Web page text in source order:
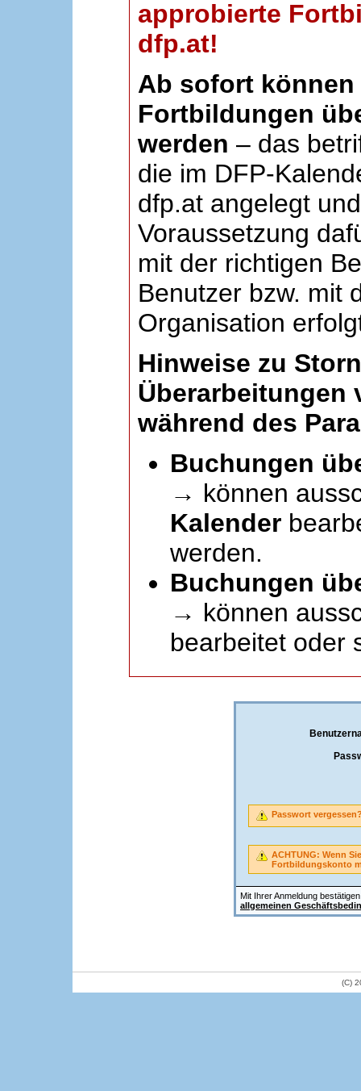
approbierte
dfp.at!
Ab sofort können
Fortbildungen
werden – das
die im DFP-
dfp.at angelegt
Voraussetzung
mit der richtigen
Benutzer bzw. mit
Organisation
Hinweise zu
Überarbeitungen
während des
Buchungen
→ können
Kalender
werden.
Buchungen
→ können
bearbeitet oder
Mit Ihrer Anmeldung
allgemeinen
Passwort
ACHTUNG: Wenn
Fortbildungskonto
(C)